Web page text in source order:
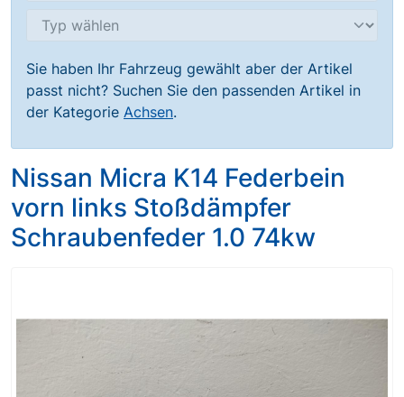
Sie haben Ihr Fahrzeug gewählt aber der Artikel
passt nicht? Suchen Sie den passenden Artikel in
der Kategorie Achsen.
Nissan Micra K14 Federbein
vorn links Stoßdämpfer
Schraubenfeder 1.0 74kw